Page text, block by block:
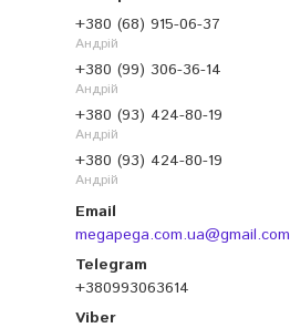
+380 (68) 915-06-37
Андрій
+380 (99) 306-36-14
Андрій
+380 (93) 424-80-19
Андрій
+380 (93) 424-80-19
Андрій
megapega.com.ua@gmail.com
+380993063614